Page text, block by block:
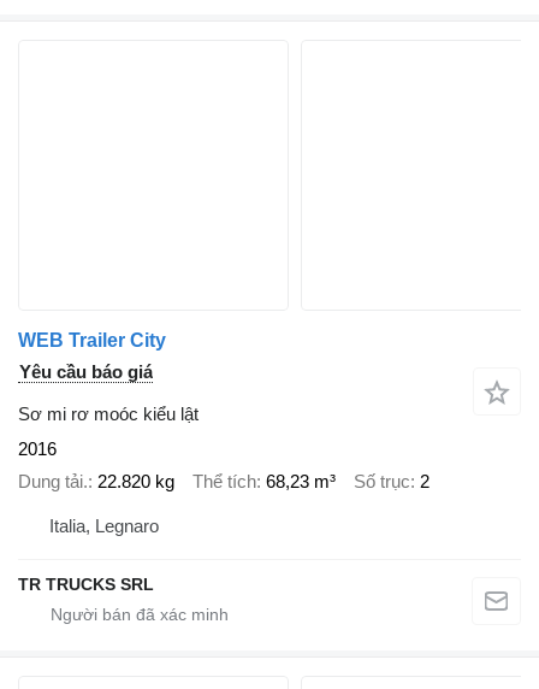
WEB Trailer City
Yêu cầu báo giá
Sơ mi rơ moóc kiểu lật
2016
Dung tải. 22.820 kg Thể tích 68,23 m³ Số trục 2
Italia, Legnaro
TR TRUCKS SRL